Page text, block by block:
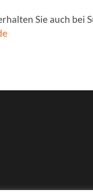
Sie auch bei